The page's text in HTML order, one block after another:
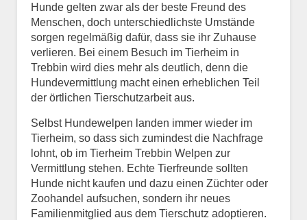
E-Mail*
Informationen über das
Tier.
Art des Tiers*
Hunde gelten zwar als der beste Freund des
Menschen, doch unterschiedlichste Umstände
sorgen regelmäßig dafür, dass sie ihr Zuhause
verlieren. Bei einem Besuch im Tierheim in
Trebbin wird dies mehr als deutlich, denn die
Hundevermittlung macht einen erheblichen Teil
der örtlichen Tierschutzarbeit aus.
Selbst Hundewelpen landen immer wieder im
Tierheim, so dass sich zumindest die Nachfrage
lohnt, ob im Tierheim Trebbin Welpen zur
Vermittlung stehen. Echte Tierfreunde sollten
Hunde nicht kaufen und dazu einen Züchter oder
Zoohandel aufsuchen, sondern ihr neues
Familienmitglied aus dem Tierschutz adoptieren.